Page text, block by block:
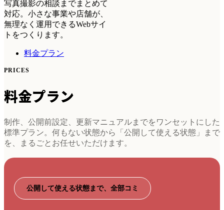
写真撮影の相談までまとめて
対応。小さな事業や店舗が、
無理なく運用できるWebサイ
トをつくります。
料金プラン
PRICES
料金プラン
制作、公開前設定、更新マニュアルまでをワンセットにした
標準プラン。何もない状態から「公開して使える状態」まで
を、まるごとお任せいただけます。
公開して使える状態まで、全部コミ